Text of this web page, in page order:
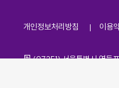
개인정보처리방침 이용
주소
(07251) 서울특별시 영등